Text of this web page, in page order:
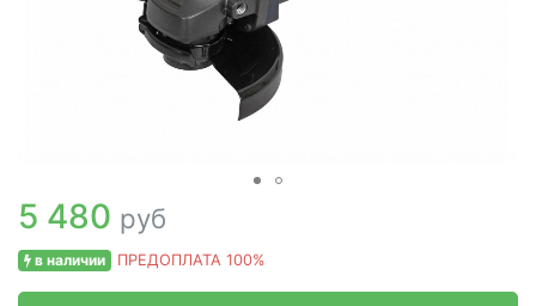
5 480 руб
в наличии ПРЕДОПЛАТА 100%